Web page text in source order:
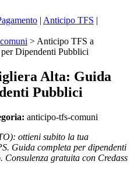
| Anticipo TFS |
> Anticipo TFS a
Dipendenti Pubblici
Alta: Guida
Pubblici
anticipo-tfs-comuni
ottieni subito la tua
Guida completa per dipendenti
gratuita con Credass